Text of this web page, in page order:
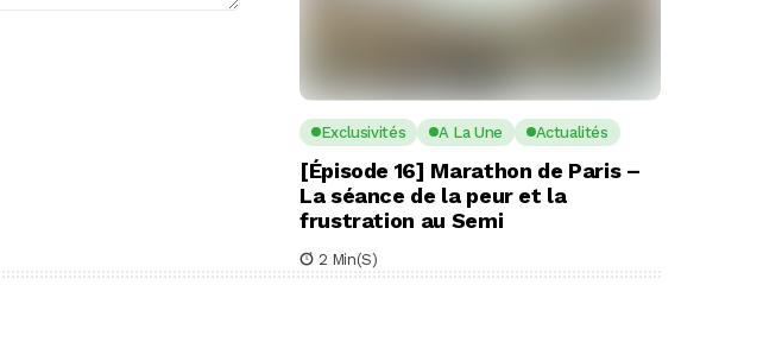
Exclusivités A La Une Actualités
[Épisode 16] Marathon de Paris –
La séance de la peur et la
frustration au Semi
2 Min(s)